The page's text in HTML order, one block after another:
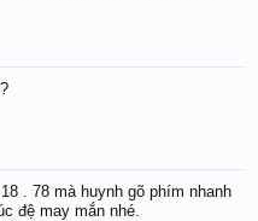
. 78 mà huynh gõ phím nhanh
đệ may mắn nhé.